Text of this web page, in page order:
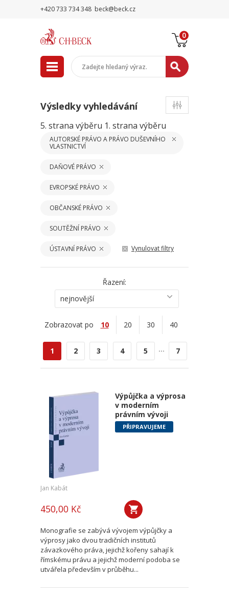
+420 733 734 348 beck@beck.cz
0
Výsledky vyhledávání
5. strana výběru 1. strana výběru
AUTORSKÉ PRÁVO A PRÁVO DUŠEVNÍHO
VLASTNICTVÍ
DAŇOVÉ PRÁVO
EVROPSKÉ PRÁVO
OBČANSKÉ PRÁVO
SOUTĚŽNÍ PRÁVO
ÚSTAVNÍ PRÁVO Vynulovat filtry
Řazení:
nejnovější
Zobrazovat po 10 20 30 40
1 2 3 4 5 ... 7
Výpůjčka a výprosa
v moderním
právním vývoji
PŘIPRAVUJEME
Jan Kabát
450,00 Kč
Monografie se zabývá vývojem výpůjčky a
výprosy jako dvou tradičních institutů
závazkového práva, jejichž kořeny sahají k
římskému právu a jejichž moderní podoba se
utvářela především v průběhu...